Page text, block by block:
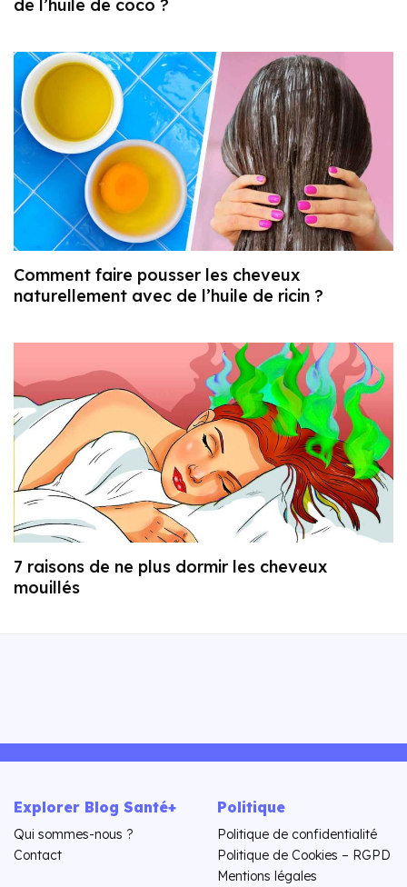
de l’huile de coco ?
Comment faire pousser les cheveux
naturellement avec de l’huile de ricin ?
7 raisons de ne plus dormir les cheveux
mouillés
Explorer Blog Santé+
Qui sommes-nous ?
Contact
Politique
Politique de confidentialité
Politique de Cookies – RGPD
Mentions légales